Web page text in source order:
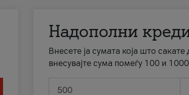
Надополни
Внесете ја сумата која што
внесувајте сума помеѓу 100 и